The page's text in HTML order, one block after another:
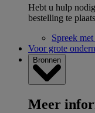
Hebt u hulp
bestelling te
Spreek
Voor grote
Bronnen
Meer